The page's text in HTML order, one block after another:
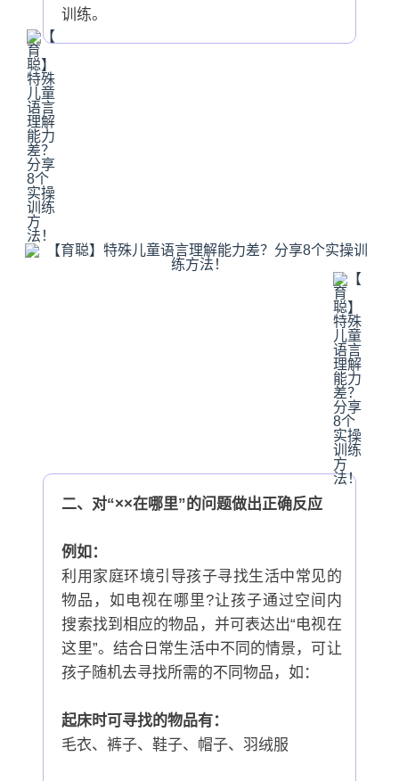
训练。
二、对“××在哪里”的问题做出正确反应
例如：
利用家庭环境引导孩子寻找生活中常见的
物品，如电视在哪里?让孩子通过空间内
搜索找到相应的物品，并可表达出“电视在
这里”。结合日常生活中不同的情景，可让
孩子随机去寻找所需的不同物品，如：
起床时可寻找的物品有：
毛衣、裤子、鞋子、帽子、羽绒服